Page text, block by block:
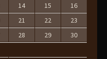
14 15
16
21 22
23
28 29
30